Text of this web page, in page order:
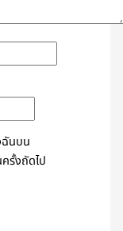
ฉันบน
รั้งถัดไป